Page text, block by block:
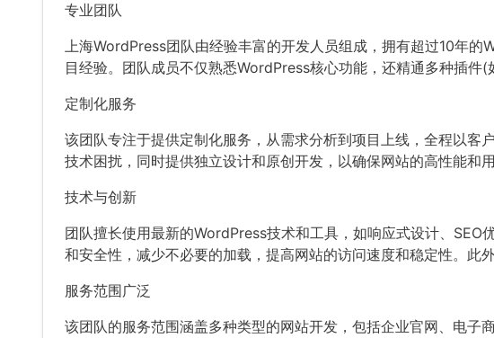
专业团队
上海WordPress团队由经验丰富的开发人员组成，拥有超过10年
目经验。团队成员不仅熟悉WordPress核心功能，还精通多种插
定制化服务
该团队专注于提供定制化服务，从需求分析到项目上线，全程以
技术困扰，同时提供独立设计和原创开发，以确保网站的高性能和
技术与创新
团队擅长使用最新的WordPress技术和工具，如响应式设计、
和安全性，减少不必要的加载，提高网站的访问速度和稳定性。此
服务范围广泛
该团队的服务范围涵盖多种类型的网站开发，包括企业官网、电子